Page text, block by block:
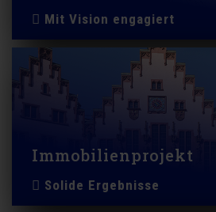
Mit Vision engagiert
Immobilienprojekt
Solide Ergebnisse